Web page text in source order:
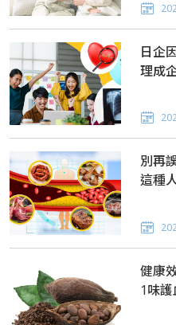
日企
理成
別再
這種
健康
1味